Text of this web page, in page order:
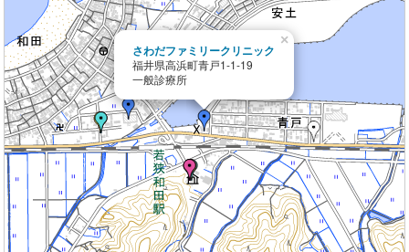
さわだファミリークリニック
福井県高浜町青戸1-1-19
一般診療所
×